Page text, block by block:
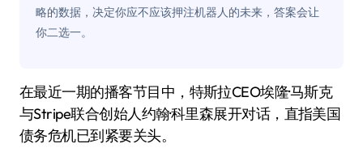
略的数据，决定你应不应该押注机器人的未来，答案会让
你二选一。
在最近一期的播客节目中，特斯拉CEO埃隆·马斯克
与Stripe联合创始人约翰·科里森展开对话，直指美国
债务危机已到紧要关头。